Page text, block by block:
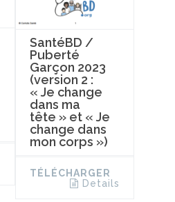
SantéBD /
Puberté
Garçon 2023
(version 2 :
« Je change
dans ma
tête » et « Je
change dans
mon corps »)
TÉLÉCHARGER
Details